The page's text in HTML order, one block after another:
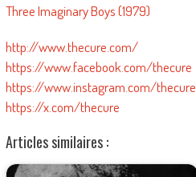
Three Imaginary Boys (1979)
http://www.thecure.com/
https://www.facebook.com/thecure
https://www.instagram.com/thecure
https://x.com/thecure
Articles similaires :